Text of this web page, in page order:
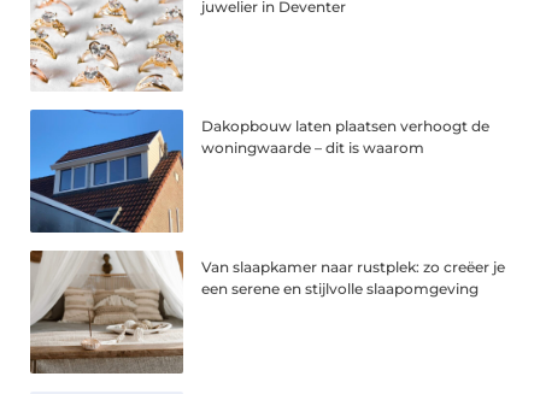
juwelier in Deventer
Dakopbouw laten plaatsen verhoogt de
woningwaarde – dit is waarom
Van slaapkamer naar rustplek: zo creëer je
een serene en stijlvolle slaapomgeving